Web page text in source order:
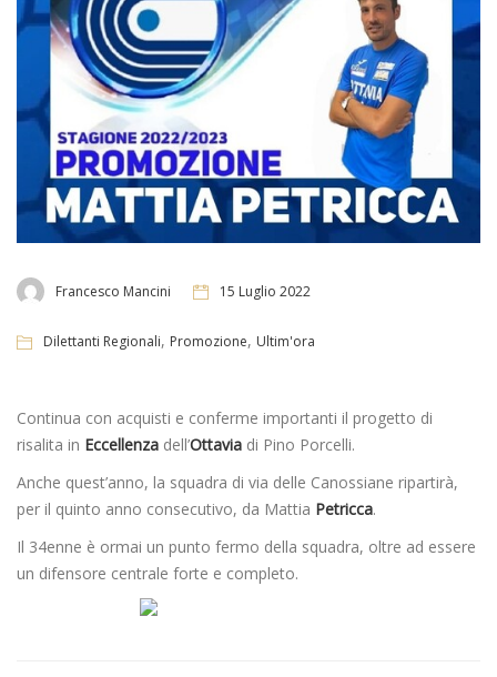
Francesco Mancini 15 Luglio 2022
Dilettanti Regionali, Promozione, Ultim'ora
Continua con acquisti e conferme importanti il progetto di
risalita in Eccellenza dell’Ottavia di Pino Porcelli.
Anche quest’anno, la squadra di via delle Canossiane ripartirà,
per il quinto anno consecutivo, da Mattia Petricca.
Il 34enne è ormai un punto fermo della squadra, oltre ad essere
un difensore centrale forte e completo.